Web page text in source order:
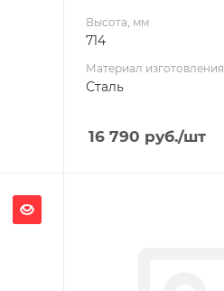
Высота, мм
714
Материал изготовления
Сталь
16 790 руб./шт